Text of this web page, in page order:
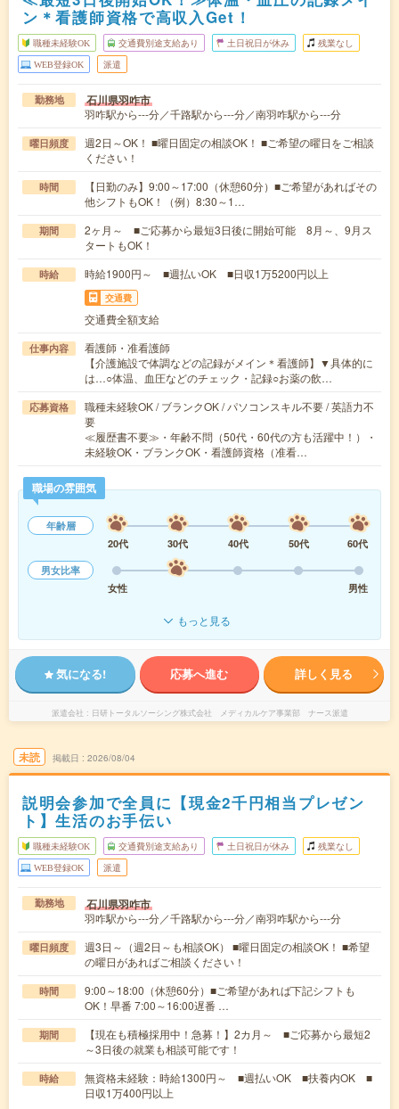
ン＊看護師資格で高収入Get！
職種未経験OK 交通費別途支給あり 土日祝日が休み 残業なし
WEB登録OK 派遣
勤務地 石川県羽咋市
羽咋駅から---分／千路駅から---分／南羽咋駅から---分
曜日頻度
週2日～OK！ ■曜日固定の相談OK！ ■ご希望の曜日をご相談
ください！
時間
【日勤のみ】9:00～17:00（休憩60分）■ご希望があればその
他シフトもOK！（例）8:30～1…
期間
2ヶ月～ ■ご応募から最短3日後に開始可能 8月～、9月ス
タートもOK！
時給 時給1900円～ ■週払いOK ■日収1万5200円以上
交通費
交通費全額支給
仕事内容
看護師・准看護師
【介護施設で体調などの記録がメイン＊看護師】▼具体的に
は…○体温、血圧などのチェック・記録○お薬の飲…
応募資格
職種未経験OK / ブランクOK / パソコンスキル不要 / 英語力不
要
≪履歴書不要≫・年齢不問（50代・60代の方も活躍中！）・
未経験OK・ブランクOK・看護師資格（准看…
職場の雰囲気
年齢層
20代
30代 40代 50代
60代
男女比率
女性
男性
もっと見る
気になる! 応募へ進む 詳しく見る
派遣会社 日研トータルソーシング株式会社 メディカルケア事業部 ナース派遣
未読 掲載日 2026/08/04
説明会参加で全員に【現金2千円相当プレゼン
ト】生活のお手伝い
職種未経験OK 交通費別途支給あり 土日祝日が休み 残業なし
WEB登録OK 派遣
勤務地 石川県羽咋市
羽咋駅から---分／千路駅から---分／南羽咋駅から---分
曜日頻度
週3日～（週2日～も相談OK） ■曜日固定の相談OK！ ■希望
の曜日があればご相談ください！
時間
9:00～18:00（休憩60分）■ご希望があれば下記シフトも
OK！早番 7:00～16:00遅番 …
期間
【現在も積極採用中！急募！】2カ月～ ■ご応募から最短2
～3日後の就業も相談可能です！
時給
無資格未経験：時給1300円～ ■週払いOK ■扶養内OK ■
日収1万400円以上